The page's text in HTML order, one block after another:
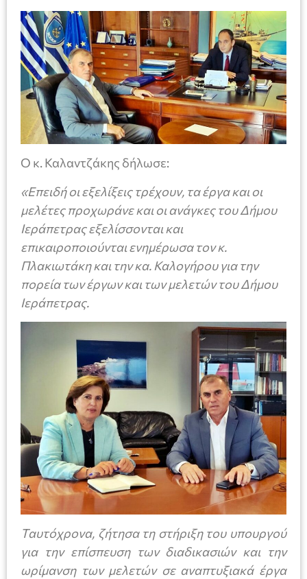
O κ. Καλαντζάκης δήλωσε:
«Επειδή οι εξελίξεις τρέχουν, τα έργα και οι
μελέτες προχωράνε και οι ανάγκες του Δήμου
Ιεράπετρας εξελίσσονται και
επικαιροποιούνται ενημέρωσα τον κ.
Πλακιωτάκη και την κα. Καλογήρου για την
πορεία των έργων και των μελετών του Δήμου
Ιεράπετρας.
Ταυτόχρονα, ζήτησα τη στήριξη του υπουργού
για την επίσπευση των διαδικασιών και την
ωρίμανση των μελετών σε αναπτυξιακά έργα